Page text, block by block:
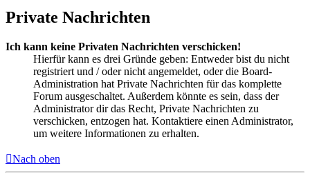
Private Nachrichten
Ich kann keine Privaten Nachrichten verschicken!
Hierfür kann es drei Gründe geben: Entweder bist du nicht
registriert und / oder nicht angemeldet, oder die Board-
Administration hat Private Nachrichten für das komplette
Forum ausgeschaltet. Außerdem könnte es sein, dass der
Administrator dir das Recht, Private Nachrichten zu
verschicken, entzogen hat. Kontaktiere einen Administrator,
um weitere Informationen zu erhalten.
Nach oben